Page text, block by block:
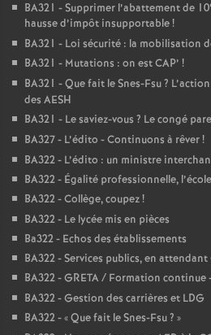
BA321 - Supprimer l’abattement de
hausse d’impôt insupportable!
BA321 - Loi sécurité : la mobilisation
BA321 - Mutations : on est CAP’ !
BA321 - Que fait le Snes-Fsu?
des AESH
BA321 - Le saviez-vous ? Le congé
BA327 - L’édito - Continuons à rêver!
BA322 - L’édito : un ministre
BA322 - Égalité professionnelle,
BA322 - Collège, coupez!
BA322 - Le lycée mis en pièces
Ba322 - Echos des établissements
BA322 - Services publics, en
BA322 - GRETA / Formation continue
BA322 - Gestion des carrières et LDG
BA322 - «Que fait le Snes-Fsu? »